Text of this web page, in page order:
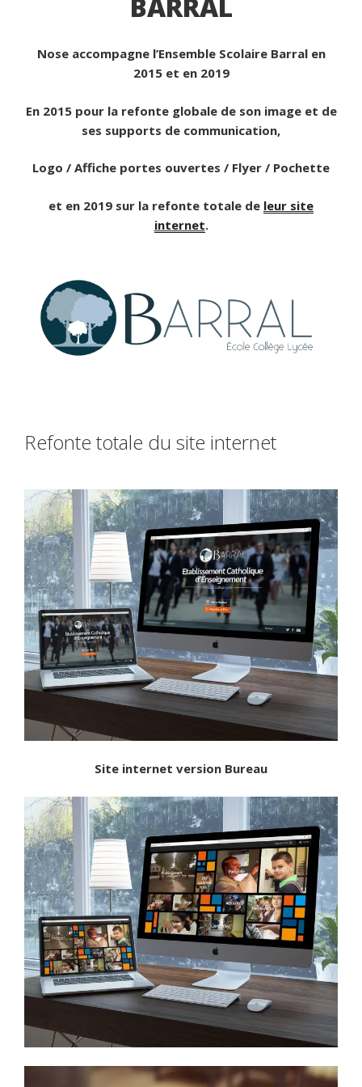
Nose accompagne l’Ensemble Scolaire Barral en
2015 et en 2019
En 2015 pour la refonte globale de son image et de
ses supports de communication,
Logo / Affiche portes ouvertes / Flyer / Pochette
et en 2019 sur la refonte totale de leur site
internet.
Refonte totale du site internet
Site internet version Bureau